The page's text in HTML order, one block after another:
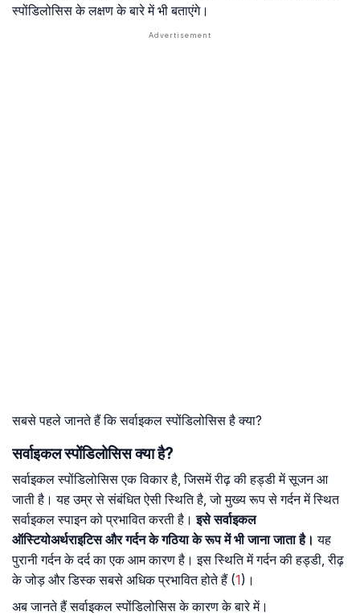
स्पोंडिलोसिस के लक्षण के बारे में भी बताएंगे।
सबसे पहले जानते हैं कि सर्वाइकल स्पोंडिलोसिस है क्या?
सर्वाइकल स्पोंडिलोसिस क्या है?
सर्वाइकल स्पोंडिलोसिस एक विकार है, जिसमें रीढ़ की हड्डी में सूजन आ
जाती है। यह उम्र से संबंधित ऐसी स्थिति है, जो मुख्य रूप से गर्दन में स्थित
सर्वाइकल स्पाइन को प्रभावित करती है।इसे सर्वाइकल
ऑस्टियोअर्थराइटिस और गर्दन के गठिया के रूप में भी जाना जाता है। यह
पुरानी गर्दन के दर्द का एक आम कारण है। इस स्थिति में गर्दन की हड्डी, रीढ़
के जोड़ और डिस्क सबसे अधिक प्रभावित होते हैं (1)।
अब जानते हैं सर्वाइकल स्पोंडिलोसिस के कारण के बारे में।